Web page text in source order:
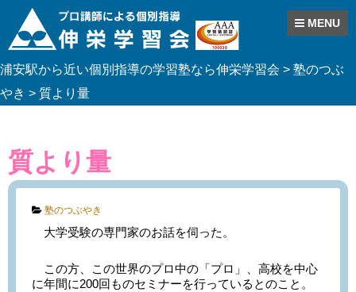
Skip
to
content
MENU
浦安駅から近い個別指導の学習塾なら伸栄学習会 > 塾のつぶ
やき > 質より量
質より量
Categories:
塾のつぶやき
大学受験の専門家のお話を伺った。
この方、この世界のプロ中の「プロ」、高校を中心
に年間に200回ものセミナーを行っているとのこと。